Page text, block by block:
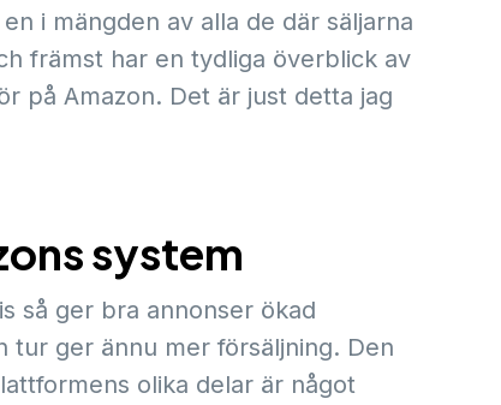
i mängden av alla de där säljarna
främst har en tydliga överblick av
på Amazon. Det är just detta jag
system
så ger bra annonser ökad
tur ger ännu mer försäljning. Den
olika delar är något